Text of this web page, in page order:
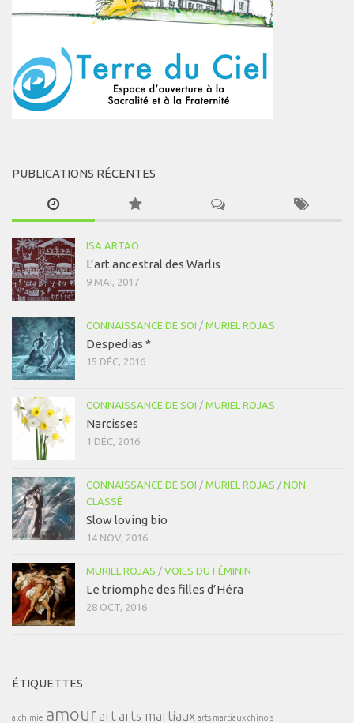
PUBLICATIONS RÉCENTES
ISA ARTAO
L’art ancestral des Warlis
9 MAI, 2017
CONNAISSANCE DE SOI / MURIEL ROJAS
Despedias *
15 DÉC, 2016
CONNAISSANCE DE SOI / MURIEL ROJAS
Narcisses
1 DÉC, 2016
CONNAISSANCE DE SOI / MURIEL ROJAS / NON
CLASSÉ
Slow loving bio
14 NOV, 2016
MURIEL ROJAS / VOIES DU FÉMININ
Le triomphe des filles d’Héra
28 OCT, 2016
ÉTIQUETTES
alchimie amour art arts martiaux arts martiaux chinois